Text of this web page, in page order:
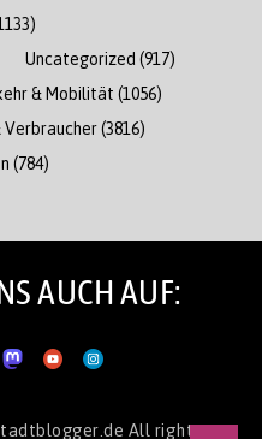
Uncategorized (917)
& Mobilität (1056)
(3816)
(784)
AUCH AUF:
All rights